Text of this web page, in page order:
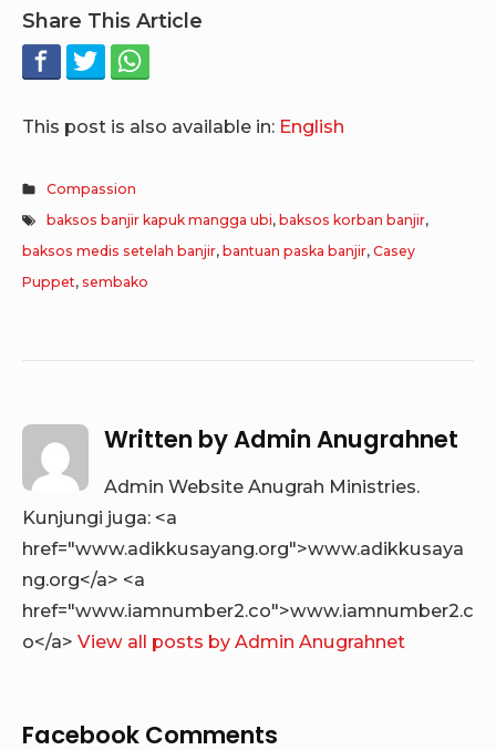
Share This Article
This post is also available in: English
Compassion
baksos banjir kapuk mangga ubi,baksos korban banjir,
baksos medis setelah banjir, bantuan paska banjir, Casey
Puppet, sembako
Written byAdmin Anugrahnet
Admin Website Anugrah Ministries.
Kunjungi juga: <a
href="www.adikkusayang.org">www.adikkusaya
ng.org</a> <a
href="www.iamnumber2.co">www.iamnumber2.c
o</a> View all posts by Admin Anugrahnet
Facebook Comments